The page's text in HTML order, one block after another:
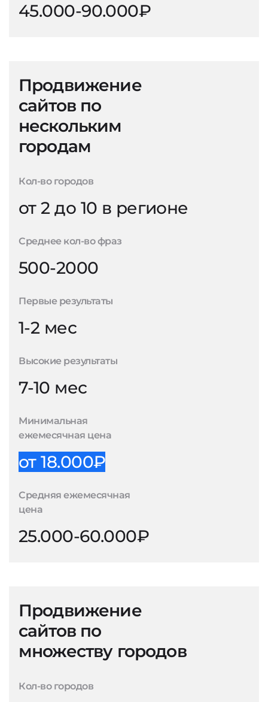
45.000-90.000₽
Продвижение
сайтов по
нескольким
городам
Кол-во городов
от 2 до 10 в регионе
Среднее кол-во фраз
500-2000
Первые результаты
1-2 мес
Высокие результаты
7-10 мес
Минимальная
ежемесячная цена
от 18.000₽
Средняя ежемесячная
цена
25.000-60.000₽
Продвижение
сайтов по
множеству городов
Кол-во городов